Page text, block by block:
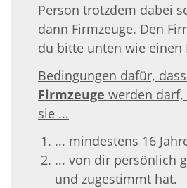
Person trotzdem dabei
dann Firmzeuge. Den
du bitte unten wie einen
Bedingungen dafür,
Firmzeuge werden
sie ...
... mindestens 16
... von dir persönlich
und zugestimmt hat.